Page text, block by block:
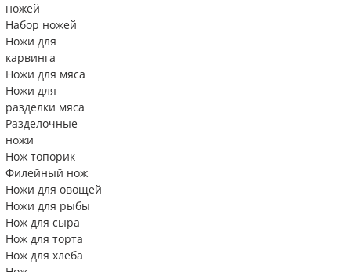
ножей
Набор ножей
Ножи для
карвинга
Ножи для мяса
Ножи для
разделки мяса
Разделочные
ножи
Нож топорик
Филейный нож
Ножи для овощей
Ножи для рыбы
Нож для сыра
Нож для торта
Нож для хлеба